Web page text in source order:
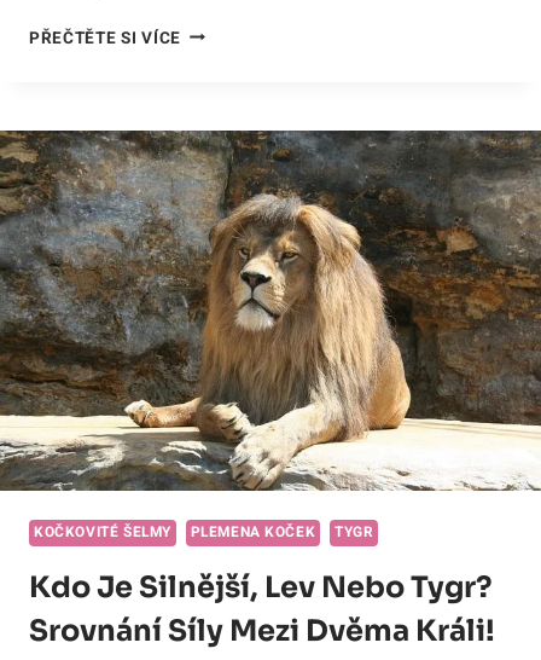
PŘEČTĚTE SI VÍCEBENGÁLSKÁ
RYCHLE
ROSTE
VAŠE
MALÉ
KOŤÁTKO!
KOČKOVITÉ ŠELMY PLEMENA KOČEK TYGR
Kdo Je Silnější, Lev Nebo Tygr?
Srovnání Síly Mezi Dvěma Králi!